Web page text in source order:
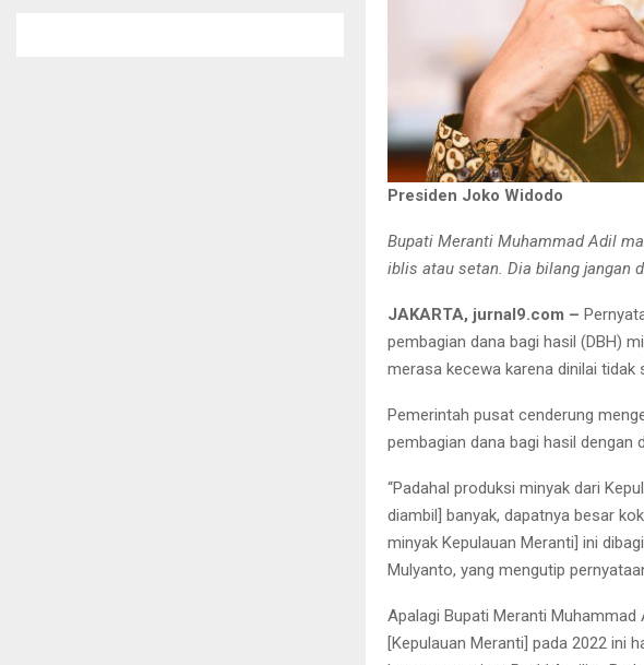
Presiden Joko Widodo
Bupati Meranti Muhammad Adil
iblis atau setan. Dia bilang jangan
JAKARTA, jurnal9.com –
pembagian dana bagi hasil (DBH)
merasa kecewa karena dinilai tidak
Pemerintah pusat cenderung
pembagian dana bagi hasil dengan
“Padahal produksi minyak dari
diambil] banyak, dapatnya besar
minyak Kepulauan Meranti] ini
Mulyanto, yang mengutip
Apalagi Bupati Meranti Muhammad
[Kepulauan Meranti] pada 2022 ini